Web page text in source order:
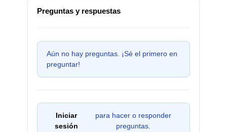
Preguntas y respuestas
Aún no hay preguntas. ¡Sé el primero en
preguntar!
Iniciar
sesión
para hacer o responder
preguntas.